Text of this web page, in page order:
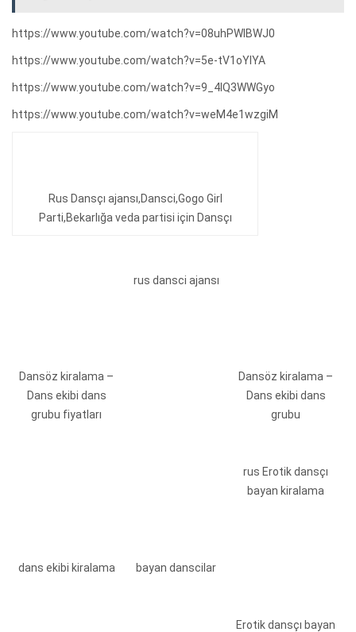
https://www.youtube.com/watch?v=08uhPWIBWJ0
https://www.youtube.com/watch?v=5e-tV1oYIYA
https://www.youtube.com/watch?v=9_4IQ3WWGyo
https://www.youtube.com/watch?v=weM4e1wzgiM
Rus Dansçı ajansı,Dansci,Gogo Girl
Parti,Bekarlığa veda partisi için Dansçı
Dansöz kiralama –
Dans ekibi dans
grubu fiyatları
rus dansci ajansı
Dansöz kiralama –
Dans ekibi dans
grubu
dans ekibi kiralama bayan danscilar
rus Erotik dansçı
bayan kiralama
Erotik dansçı bayan